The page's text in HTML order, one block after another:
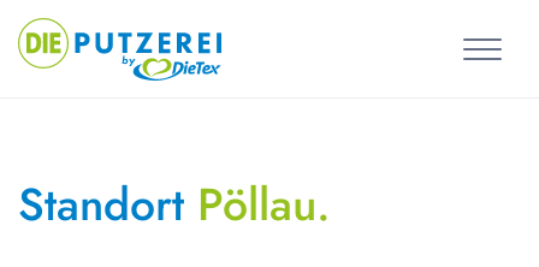
Skip
content
Standort Pöllau.